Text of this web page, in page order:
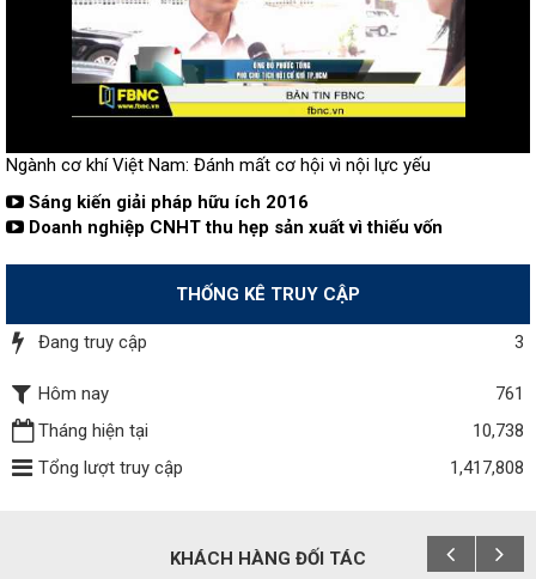
Ngành cơ khí Việt Nam: Đánh mất cơ hội vì nội lực yếu
Sáng kiến giải pháp hữu ích 2016
Doanh nghiệp CNHT thu hẹp sản xuất vì thiếu vốn
THỐNG KÊ TRUY CẬP
Đang truy cập 3
Hôm nay
761
Tháng hiện tại
10,738
Tổng lượt truy cập
1,417,808
KHÁCH HÀNG ĐỐI TÁC